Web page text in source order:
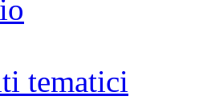
tematici